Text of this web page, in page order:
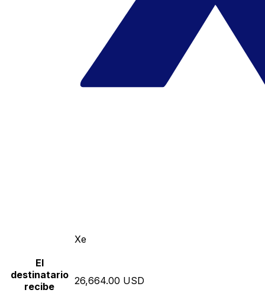
Xe
El
destinatario
recibe
26,664.00 USD